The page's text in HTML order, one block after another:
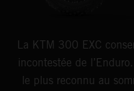
La KTM 300 EXC
incontestée de
le plus reconnu au